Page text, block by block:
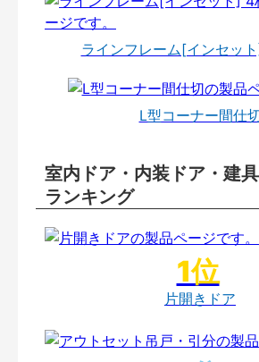
ラインフレーム[インセッ
L型コーナー間仕
室内ドア・内装ドア・建
ランキング
片開きドア